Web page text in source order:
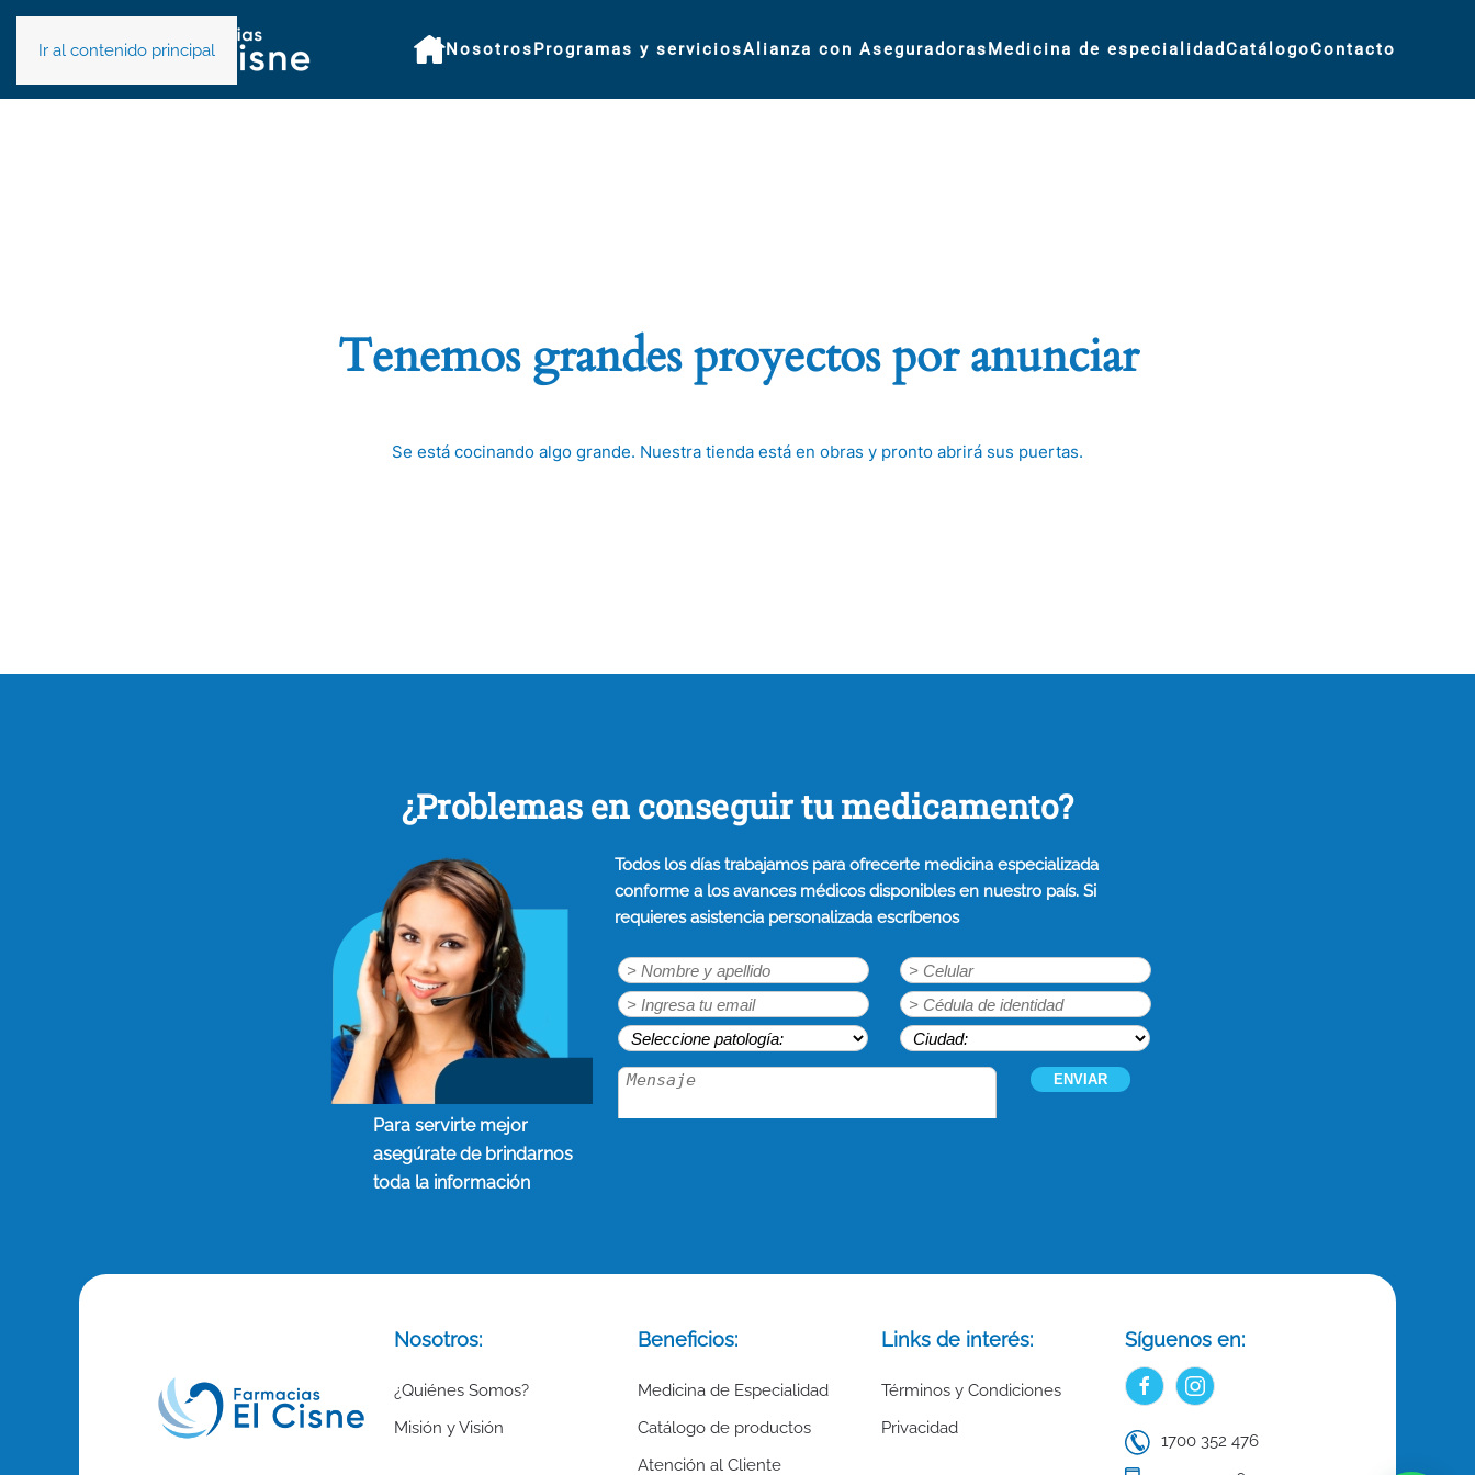
Ir al contenido principal NosotrosProgramas y serviciosAlianza con AseguradorasMedicina de especialidad CatálogoContacto
Tenemos grandes proyectos por anunciar
Se está cocinando algo grande. Nuestra tienda está en obras y pronto abrirá sus puertas.
¿Problemas en conseguir tu medicamento?
Para servirte mejor
asegúrate de brindarnos
toda la información
Todos los días trabajamos para ofrecerte medicina especializada
conforme a los avances médicos disponibles en nuestro país. Si
requieres asistencia personalizada escríbenos
Nosotros:
¿Quiénes Somos?
Misión y Visión
Beneficios:
Medicina de Especialidad
Catálogo de productos
Atención al Cliente
Links de interés:
Términos y Condiciones
Privacidad
Síguenos en:
1700 352 476